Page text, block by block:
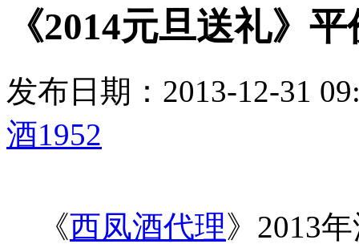
《2014元旦送礼》
发布日期：2013-12-31
酒1952
《西凤酒代理》2013